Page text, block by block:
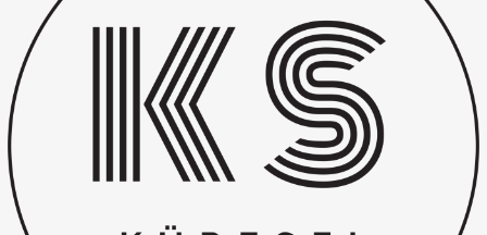
Elektrikli Aksamlar
Elektrikli Süpürge
Fan
Fırın, Ocak ve Aspiratör